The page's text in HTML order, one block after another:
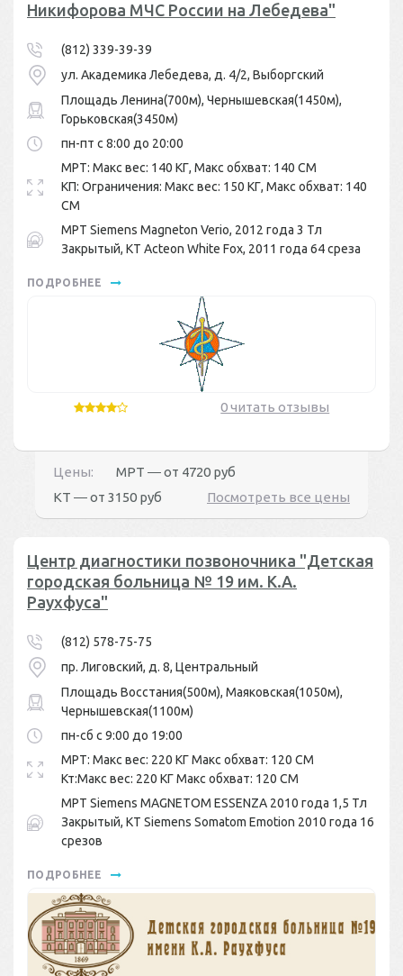
Никифорова МЧС России на Лебедева"
(812) 339-39-39
ул. Академика Лебедева, д. 4/2, Выборгский
Площадь Ленина(700м), Чернышевская(1450м),
Горьковская(3450м)
пн-пт с 8:00 до 20:00
МРТ: Макс вес: 140 КГ, Макс обхват: 140 СМ
КП: Ограничения: Макс вес: 150 КГ, Макс обхват: 140
СМ
МРТ Siemens Magneton Verio, 2012 года 3 Тл
Закрытый, КТ Acteon White Fox, 2011 года 64 среза
ПОДРОБНЕЕ
0 читать отзывы
Цены: МРТ ― от 4720 руб
КТ ― от 3150 руб Посмотреть все цены
Центр диагностики позвоночника "Детская
городская больница № 19 им. К.А.
Раухфуса"
(812) 578-75-75
пр. Лиговский, д. 8, Центральный
Площадь Восстания(500м), Маяковская(1050м),
Чернышевская(1100м)
пн-сб с 9:00 до 19:00
МРТ: Макс вес: 220 КГ Макс обхват: 120 СМ
Кт:Макс вес: 220 КГ Макс обхват: 120 СМ
МРТ Siemens MAGNETOM ESSENZA 2010 года 1,5 Тл
Закрытый, КТ Siemens Somatom Emotion 2010 года 16
срезов
ПОДРОБНЕЕ